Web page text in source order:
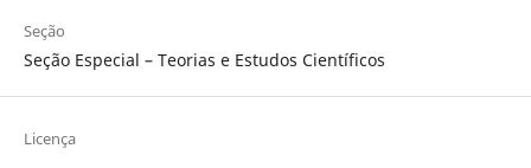
Seção
Seção Especial – Teorias e Estudos Científicos
Licença